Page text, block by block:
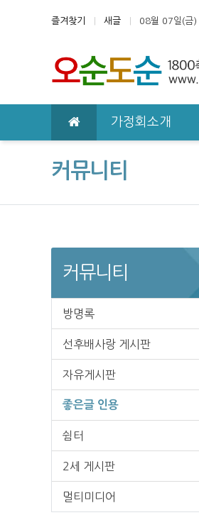
즐겨찾기 새글 08월 07일(금)
메인 메뉴 가정회소개
커뮤니티
커뮤니티
방명록
선후배사랑 게시판
자유게시판
좋은글 인용
쉼터
2세 게시판
멀티미디어